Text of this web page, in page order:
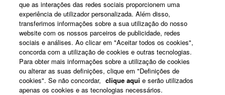
News
About Yamaha
Portugal - English
que as interações das redes sociais proporcionem uma
experiência de utilizador personalizada. Além disso,
transferimos informações sobre a sua utilização do nosso
website com os nossos parceiros de publicidade, redes
sociais e análises. Ao clicar em "Aceitar todos os cookies",
concorda com a utilização de cookies e outras tecnologias.
Para obter mais informações sobre a utilização de cookies
ou alterar as suas definições, clique em "Definições de
cookies". Se não concordar, clique aqui e serão utilizados
apenas os cookies e as tecnologias necessários.